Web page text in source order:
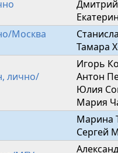
Дмитрий
Москва
Тамара
лично/
Игорь
Антон
Юлия
Мария
Марина
Сергей